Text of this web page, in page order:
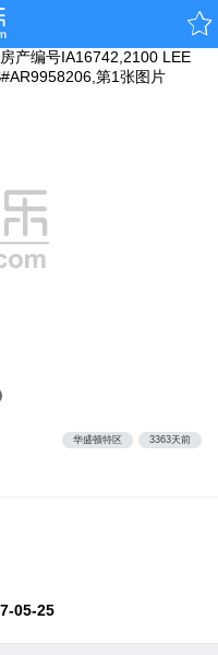
华盛顿特区 3363天前
05-25